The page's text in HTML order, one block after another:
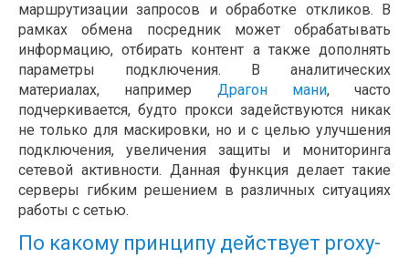
маршрутизации запросов и обработке откликов. В
рамках обмена посредник может обрабатывать
информацию, отбирать контент а также дополнять
параметры подключения. В аналитических
материалах, например Драгон мани, часто
подчеркивается, будто прокси задействуются никак
не только для маскировки, но и с целью улучшения
подключения, увеличения защиты и мониторинга
сетевой активности. Данная функция делает такие
серверы гибким решением в различных ситуациях
работы с сетью.
По какому принципу действует proxy-